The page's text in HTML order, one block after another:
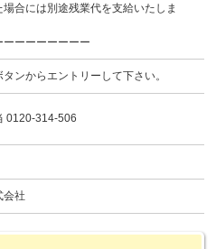
合には別途残業代を支給いたしま
ーーーーーーー
ンからエントリーして下さい。
0120-314-506
会社